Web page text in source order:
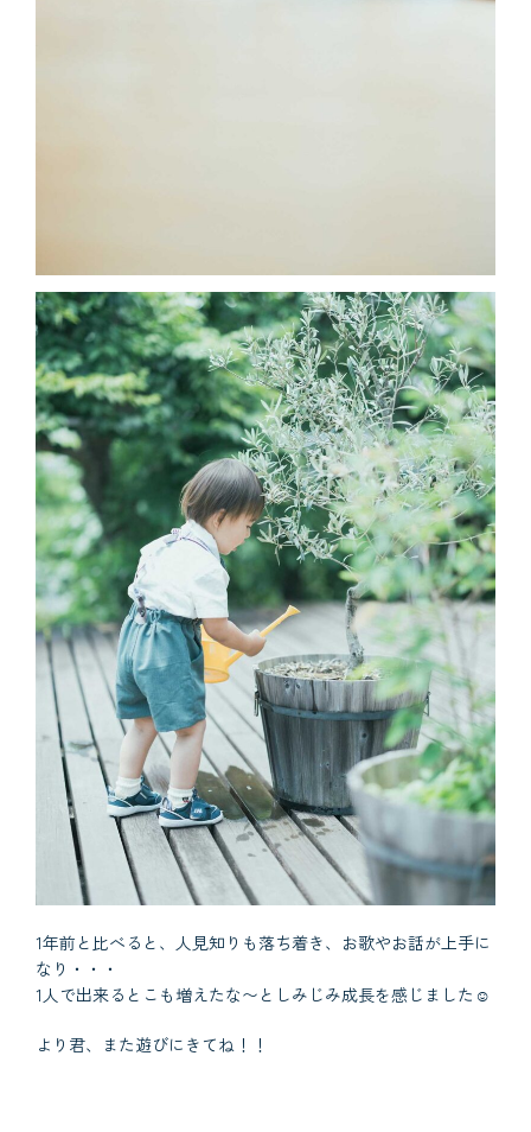
1年前と比べると、人見知りも落ち着き、お歌やお話が上手に
なり・・・
1人で出来るとこも増えたな〜としみじみ成長を感じました☺︎
より君、また遊びにきてね！！